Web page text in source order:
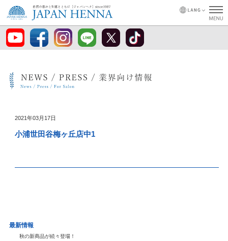
2021年03月17日
小浦世田谷梅ヶ丘店中1
最新情報
秋の新商品が続々登場！